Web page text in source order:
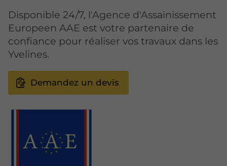
Disponible 24/7, l'Agence d'Assainissement
Europeen AAE est votre partenaire de
confiance pour réaliser vos travaux dans les
Yvelines.
Demandez un devis